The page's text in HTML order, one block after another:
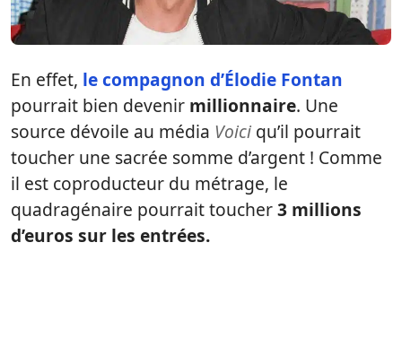
En effet, le compagnon d’Élodie Fontan
pourrait bien devenir millionnaire. Une
source dévoile au média Voici qu’il pourrait
toucher une sacrée somme d’argent ! Comme
il est coproducteur du métrage, le
quadragénaire pourrait toucher3 millions
d’euros sur les entrées.